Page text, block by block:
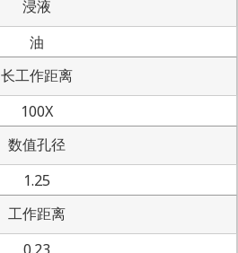
浸液
油
长工作距离
100X
数值孔径
1.25
工作距离
0.23